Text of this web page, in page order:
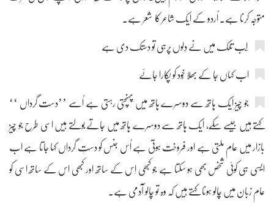
متوجہ کرنا ہے۔ اُردو کے ایک شاعر کا شعر ہے۔
اب کہاں جا کے بھلا خُود کو پکارا جائے
جو چیز ایک ہاتھ سے دوسرے ہاتھ میں پہنچتی رہتی ہے اُسے ’’دست گرداں ‘‘
کہتے ہیں جیسے سکّے، ایک ہاتھ سے دوسرے ہاتھ میں جاتے بولتے ہیں اسی طرح جو چیز
بازار میں عام ملتی ہے اور فروخت ہوتی ہے اُس جنس کو دستِ گرداں کہا جاتا ہے اب
ایسی ہی کوئی شخص بھی ہو سکتا ہے جو کبھی اِس کے ساتھ اور کبھی اس کے ساتھ اسی کو
عام زبان میں چالو ہونا کہتے ہیں کہ وہ تو چالو آدمی ہے۔